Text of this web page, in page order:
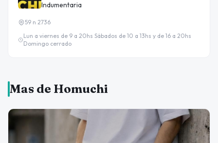
Indumentaria
59 n 2736
Lun a viernes de 9 a 20hs Sábados de 10 a 13hs y de 16 a 20hs
Domingo cerrado
Mas de Homuchi